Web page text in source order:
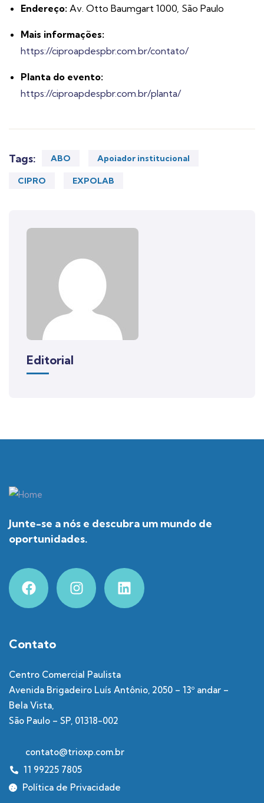
Endereço: Av. Otto Baumgart 1000, São Paulo
Mais informações:
https://ciproapdespbr.com.br/contato/
Planta do evento:
https://ciproapdespbr.com.br/planta/
Tags: ABO Apoiador institucional
CIPRO EXPOLAB
Editorial
Junte-se a nós e descubra um mundo de
oportunidades.
Contato
Centro Comercial Paulista
Avenida Brigadeiro Luís Antônio, 2050 – 13º andar –
Bela Vista,
São Paulo – SP, 01318-002
contato@trioxp.com.br
11 99225 7805
Política de Privacidade